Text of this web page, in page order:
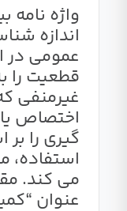
واژه نامه
عمومی در
قطعیت را
غیرمنفی
اختصاص
گیری را
می کند.
عنوان